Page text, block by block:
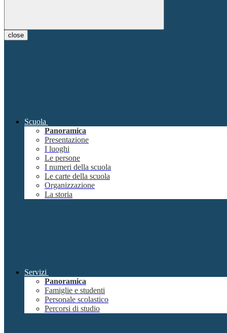
close
Scuola
Panoramica
Presentazione
I luoghi
Le persone
I numeri della scuola
Le carte della scuola
Organizzazione
La storia
Servizi
Panoramica
Famiglie e studenti
Personale scolastico
Percorsi di studio